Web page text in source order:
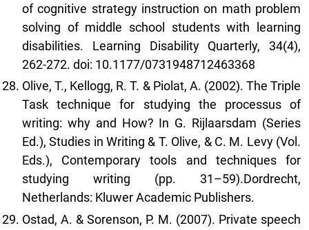
of cognitive strategy instruction on math problem
solving of middle school students with learning
disabilities. Learning Disability Quarterly, 34(4),
262-272. doi: 10.1177/0731948712463368
Olive, T., Kellogg, R. T. & Piolat, A. (2002). The Triple
Task technique for studying the processus of
writing: why and How? In G. Rijlaarsdam (Series
Ed.), Studies in Writing & T. Olive, & C. M. Levy (Vol.
Eds.), Contemporary tools and techniques for
studying writing (pp. 31–59).Dordrecht,
Netherlands: Kluwer Academic Publishers.
Ostad, A. & Sorenson, P. M. (2007). Private speech